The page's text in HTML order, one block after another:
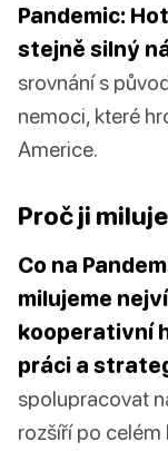
Pandemic:
stejně silný
srovnání s
nemoci, které
Americe.
Proč ji
Co na
milujeme
kooperativní
práci a
spolupracovat
rozšíří po celém